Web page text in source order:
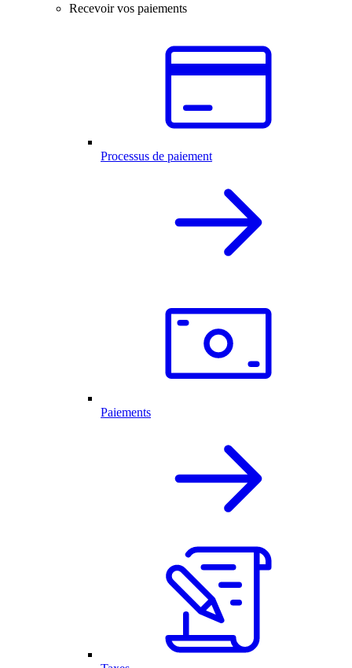
Recevoir vos paiements
Processus de paiement
Paiements